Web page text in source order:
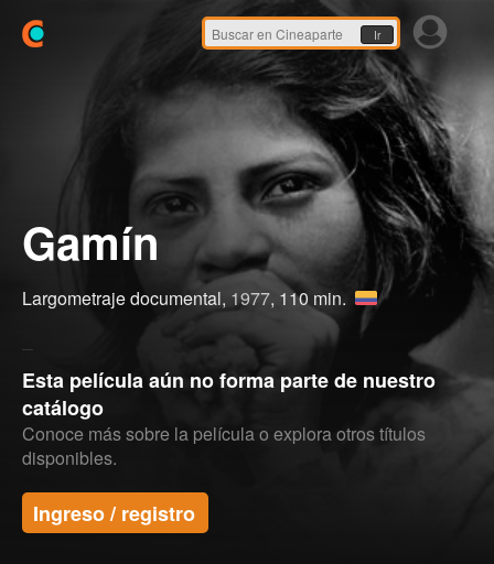
Ir
Gamín
Largometraje documental, 1977, 110 min.
Esta película aún no forma parte de nuestro
catálogo
Conoce más sobre la película o explora otros títulos
disponibles.
Ingreso / registro